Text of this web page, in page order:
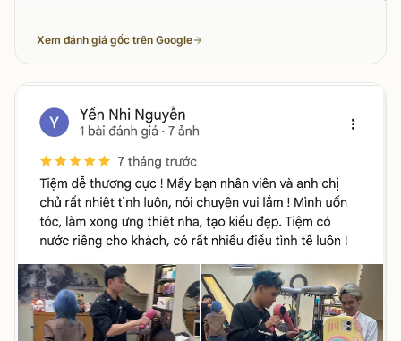
Xem đánh giá gốc trên Google